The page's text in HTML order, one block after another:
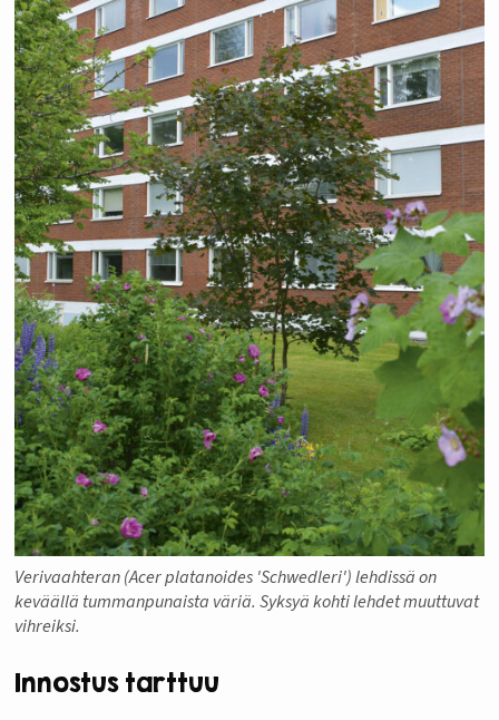
Verivaahteran (Acer platanoides 'Schwedleri') lehdissä on
keväällä tummanpunaista väriä. Syksyä kohti lehdet muuttuvat
vihreiksi.
Innostus tarttuu